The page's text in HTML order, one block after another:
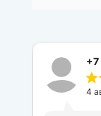
+7
4